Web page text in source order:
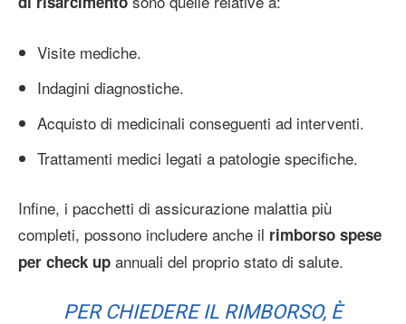
Visite mediche.
Indagini diagnostiche.
Acquisto di medicinali conseguenti ad interventi.
Trattamenti medici legati a patologie specifiche.
Infine, i pacchetti di assicurazione malattia più
completi, possono includere anche il rimborso spese
per check up annuali del proprio stato di salute.
PER CHIEDERE IL RIMBORSO, È